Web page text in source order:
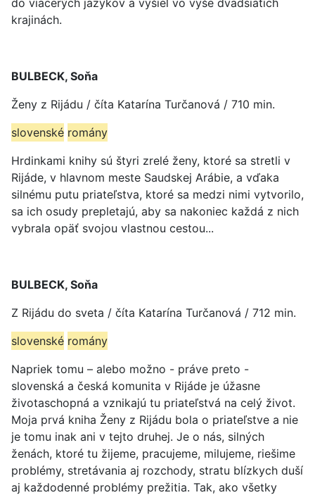
do viacerých jazykov a vyšiel vo vyše dvadsiatich
krajinách.
BULBECK, Soňa
Ženy z Rijádu / číta Katarína Turčanová / 710 min.
slovenské romány
Hrdinkami knihy sú štyri zrelé ženy, ktoré sa stretli v
Rijáde, v hlavnom meste Saudskej Arábie, a vďaka
silnému putu priateľstva, ktoré sa medzi nimi vytvorilo,
sa ich osudy prepletajú, aby sa nakoniec každá z nich
vybrala opäť svojou vlastnou cestou...
BULBECK, Soňa
Z Rijádu do sveta / číta Katarína Turčanová / 712 min.
slovenské romány
Napriek tomu – alebo možno - práve preto -
slovenská a česká komunita v Rijáde je úžasne
životaschopná a vznikajú tu priateľstvá na celý život.
Moja prvá kniha Ženy z Rijádu bola o priateľstve a nie
je tomu inak ani v tejto druhej. Je o nás, silných
ženách, ktoré tu žijeme, pracujeme, milujeme, riešime
problémy, stretávania aj rozchody, stratu blízkych duší
aj každodenné problémy prežitia. Tak, ako všetky